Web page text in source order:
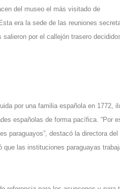
del museo el más visitado de
era la sede de las reuniones
por el callejón trasero
por una familia española en 1772,
españolas de forma pacífica. “Por
paraguayos”, destacó la directora del
las instituciones paraguayas